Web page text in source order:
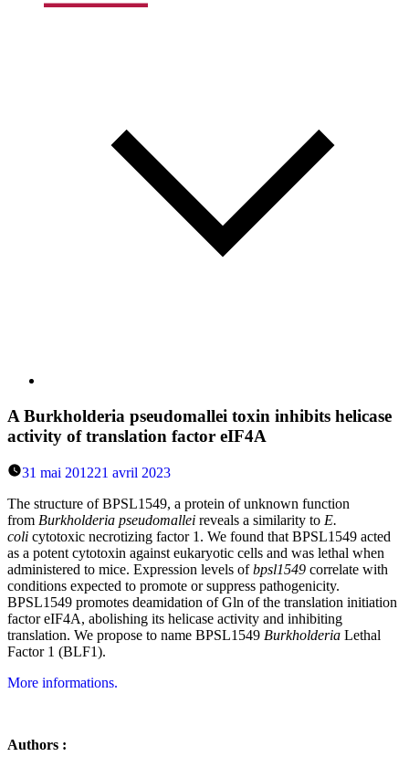
A Burkholderia pseudomallei toxin inhibits helicase
activity of translation factor eIF4A
31 mai 201221 avril 2023
The structure of BPSL1549, a protein of unknown function
from Burkholderia pseudomallei reveals a similarity to E.
coli cytotoxic necrotizing factor 1. We found that BPSL1549 acted
as a potent cytotoxin against eukaryotic cells and was lethal when
administered to mice. Expression levels ofbpsl1549 correlate with
conditions expected to promote or suppress pathogenicity.
BPSL1549 promotes deamidation of Gln of the translation initiation
factor eIF4A, abolishing its helicase activity and inhibiting
translation. We propose to name BPSL1549 Burkholderia Lethal
Factor 1 (BLF1).
More informations.
Authors :